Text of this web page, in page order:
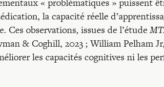
« problématiques » puissent
la capacité réelle
Ces observations, issues de l’étude
& Coghill, 2023 ; William Pelham
les capacités cognitives ni les